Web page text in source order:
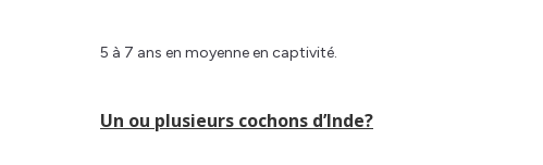
5 à 7 ans en moyenne en captivité.
Un ou plusieurs cochons d’Inde?